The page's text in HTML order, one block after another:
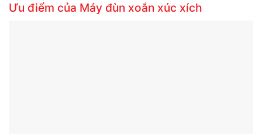
Ưu điểm của Máy đùn xoắn xúc xích